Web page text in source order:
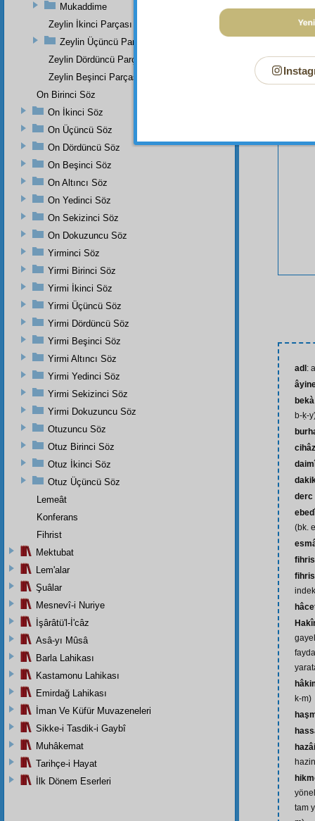
adl :
bekà
b-ḳ-
derc
(bk.
k-m)
tam
Mukaddime
Zeylin İkinci Parçası
Zeylin Üçüncü Parçası
Zeylin Dördüncü Parçası
Zeylin Beşinci Parçası
On Birinci Söz
On İkinci Söz
On Üçüncü Söz
On Dördüncü Söz
On Beşinci Söz
On Altıncı Söz
On Yedinci Söz
On Sekizinci Söz
On Dokuzuncu Söz
Yirminci Söz
Yirmi Birinci Söz
Yirmi İkinci Söz
Yirmi Üçüncü Söz
Yirmi Dördüncü Söz
Yirmi Beşinci Söz
Yirmi Altıncı Söz
Yirmi Yedinci Söz
Yirmi Sekizinci Söz
Yirmi Dokuzuncu Söz
Otuzuncu Söz
Otuz Birinci Söz
Otuz İkinci Söz
Otuz Üçüncü Söz
Lemeât
Konferans
Fihrist
Mektubat
Lem'alar
Şuâlar
Mesnevî-i Nuriye
İşârâtü'l-İ'câz
Asâ-yı Mûsâ
Barla Lahikası
Kastamonu Lahikası
Emirdağ Lahikası
İman Ve Küfür Muvazeneleri
Sikke-i Tasdik-i Gaybî
Muhâkemat
Tarihçe-i Hayat
İlk Dönem Eserleri